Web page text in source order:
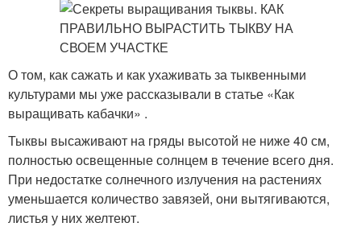
О том, как сажать и как ухаживать за тыквенными
культурами мы уже рассказывали в статье «Как
выращивать кабачки» .
Тыквы высаживают на гряды высотой не ниже 40 см,
полностью освещенные солнцем в течение всего дня.
При недостатке солнечного излучения на растениях
уменьшается количество завязей, они вытягиваются,
листья у них желтеют.